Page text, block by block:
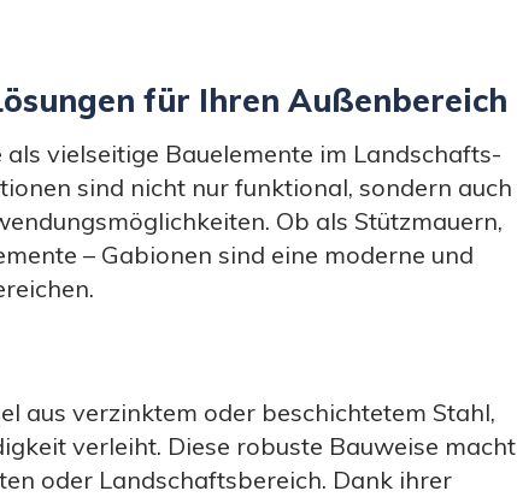
für Ihren Außenbereich
vielseitige Bauelemente im Landschafts-
sind nicht nur funktional, sondern auch
Ob als Stützmauern,
– Gabionen sind eine moderne und
aus verzinktem oder beschichtetem Stahl,
verleiht. Diese robuste Bauweise macht
oder Landschaftsbereich. Dank ihrer